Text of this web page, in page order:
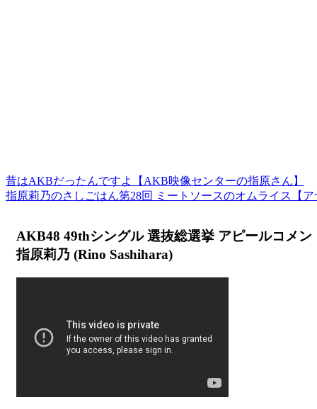
昔はAKBだったんですよ【AKB映像センターの指原さん】
指原莉乃のさしごはん第28回 ミートソースのオムライス【
AKB48 49thシングル 選抜総選挙 アピールコメ
指原莉乃 (Rino Sashihara)